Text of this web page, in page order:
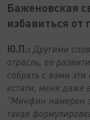
Баженовская
избавиться от
Ю.П.: Другими
отрасль, ее
собрать с вами
кстати, меня даже
"Минфин намерен
такая